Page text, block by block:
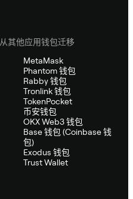
从其他应用钱包迁移
MetaMask
Phantom 钱包
Rabby 钱包
Tronlink 钱包
TokenPocket
币安钱包
OKX Web3 钱包
Base 钱包 (Coinbase 钱
包)
Exodus 钱包
Trust Wallet